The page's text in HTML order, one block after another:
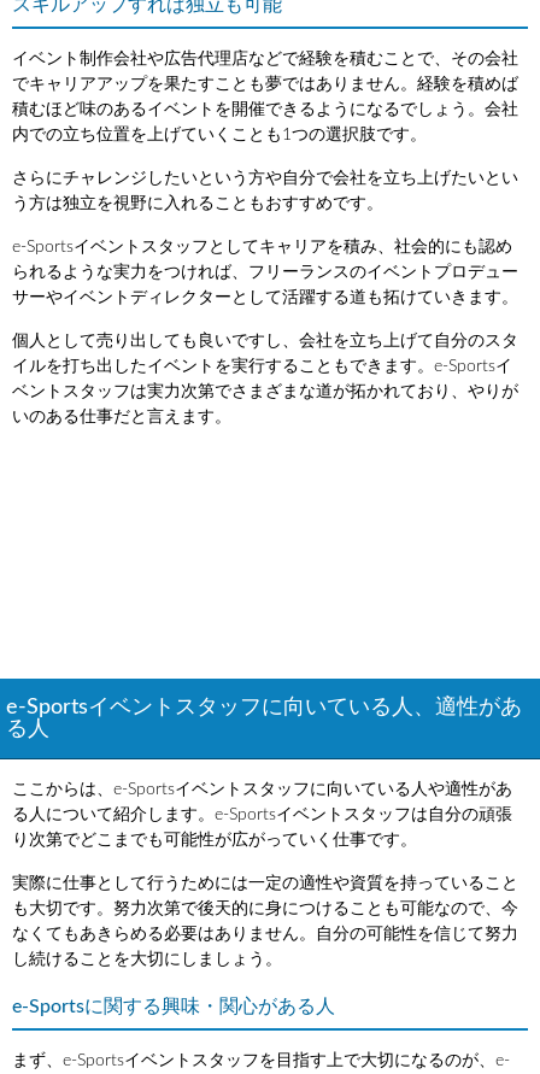
スキルアップすれば独立も可能
イベント制作会社や広告代理店などで経験を積むことで、その会社
でキャリアアップを果たすことも夢ではありません。経験を積めば
積むほど味のあるイベントを開催できるようになるでしょう。会社
内での立ち位置を上げていくことも1つの選択肢です。
さらにチャレンジしたいという方や自分で会社を立ち上げたいとい
う方は独立を視野に入れることもおすすめです。
e-Sportsイベントスタッフとしてキャリアを積み、社会的にも認め
られるような実力をつければ、フリーランスのイベントプロデュー
サーやイベントディレクターとして活躍する道も拓けていきます。
個人として売り出しても良いですし、会社を立ち上げて自分のスタ
イルを打ち出したイベントを実行することもできます。e-Sportsイ
ベントスタッフは実力次第でさまざまな道が拓かれており、やりが
いのある仕事だと言えます。
e-Sportsイベントスタッフに向いている人、適性があ
る人
ここからは、e-Sportsイベントスタッフに向いている人や適性があ
る人について紹介します。e-Sportsイベントスタッフは自分の頑張
り次第でどこまでも可能性が広がっていく仕事です。
実際に仕事として行うためには一定の適性や資質を持っていること
も大切です。努力次第で後天的に身につけることも可能なので、今
なくてもあきらめる必要はありません。自分の可能性を信じて努力
し続けることを大切にしましょう。
e-Sportsに関する興味・関心がある人
まず、e-Sportsイベントスタッフを目指す上で大切になるのが、e-